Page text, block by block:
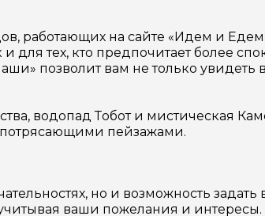
работающих на сайте «Идем и
для тех, кто предпочитает более
позволит вам не только увидеть
водопад Тобот и мистическая
потрясающими пейзажами.
но и возможность задать
ваши пожелания и интересы.